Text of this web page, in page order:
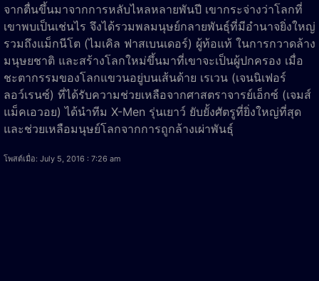
จากตื่นขึ้นมาจากการหลับไหลหลายพันปี เขากระจ่างว่าโลกที่
เขาพบเป็นเช่นไร จึงได้รวมพลมนุษย์กลายพันธุ์ที่มีอำนาจยิ่งใหญ่
รวมถึงแม็กนีโต (ไมเคิล ฟาสเบนเดอร์) ผู้ท้อแท้ ในการกวาดล้าง
มนุษยชาติ และสร้างโลกใหม่ขึ้นมาที่เขาจะเป็นผู้ปกครอง เมื่อ
ชะตากรรมของโลกแขวนอยู่บนเส้นด้าย เรเวน (เจนนิเฟอร์
ลอว์เรนซ์) ที่ได้รับความช่วยเหลือจากศาสตราจารย์เอ็กซ์ (เจมส์
แม็คเอวอย) ได้นำทีม X-Men รุ่นเยาว์ ยับยั้งศัตรูที่ยิ่งใหญ่ที่สุด
และช่วยเหลือมนุษย์โลกจากการถูกล้างเผ่าพันธุ์
โพสต์เมื่อ: July 5, 2016 : 7:26 am